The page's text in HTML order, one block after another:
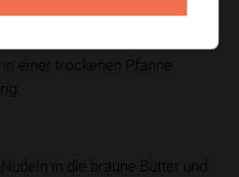
einer trockenen Pfanne
in die braune Butter und